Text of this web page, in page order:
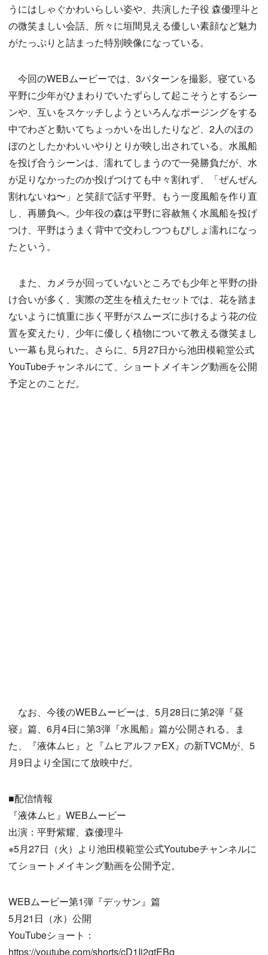
うにはしゃぐかわいらしい姿や、共演した子役 森優理斗と
の微笑ましい会話、所々に垣間見える優しい素顔など魅力
がたっぷりと詰まった特別映像になっている。
今回のWEBムービーでは、3パターンを撮影。寝ている
平野に少年がひまわりでいたずらして起こそうとするシー
ンや、互いをスケッチしようといろんなポージングをする
中でわざと動いてちょっかいを出したりなど、2人のほの
ぼのとしたかわいいやりとりが映し出されている。水風船
を投げ合うシーンは、濡れてしまうので一発勝負だが、水
が足りなかったのか投げつけても中々割れず、「ぜんぜん
割れないね〜」と笑顔で話す平野。もう一度風船を作り直
し、再勝負へ。少年役の森は平野に容赦無く水風船を投げ
つけ、平野はうまく背中で交わしつつもびしょ濡れになっ
たという。
また、カメラが回っていないところでも少年と平野の掛
け合いが多く、実際の芝生を植えたセットでは、花を踏ま
ないように慎重に歩く平野がスムーズに歩けるよう花の位
置を変えたり、少年に優しく植物について教える微笑まし
い一幕も見られた。さらに、5月27日から池田模範堂公式
YouTubeチャンネルにて、ショートメイキング動画を公開
予定とのことだ。
なお、今後のWEBムービーは、5月28日に第2弾『昼
寝』篇、6月4日に第3弾『水風船』篇が公開される。ま
た、『液体ムヒ』と『ムヒアルファEX』の新TVCMが、5
月9日より全国にて放映中だ。
■配信情報
『液体ムヒ』WEBムービー
出演：平野紫耀、森優理斗
※5月27日（火）より池田模範堂公式Youtubeチャンネルに
てショートメイキング動画を公開予定。
WEBムービー第1弾『デッサン』篇
5月21日（水）公開
YouTubeショート：
https://youtube.com/shorts/cD1Ij2qtEBg